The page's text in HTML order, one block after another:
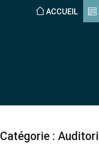
ACCUEIL
Catégorie :